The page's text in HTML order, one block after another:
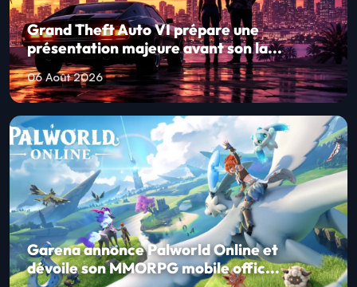
Grand Theft Auto VI prépare une
présentation majeure avant son la...
06 Août 2026
Garena annonce Palworld Online et
dévoile son MMORPG mobile offic...